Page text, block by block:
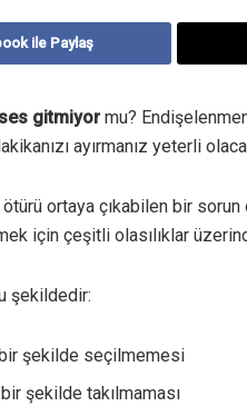
ile Paylaş
ses gitmiyormu?
ayırmanız yeterli
ortaya çıkabilen bir
için çeşitli olasılıklar
şekildedir:
bir şekilde seçilmemesi
şekilde takılmaması